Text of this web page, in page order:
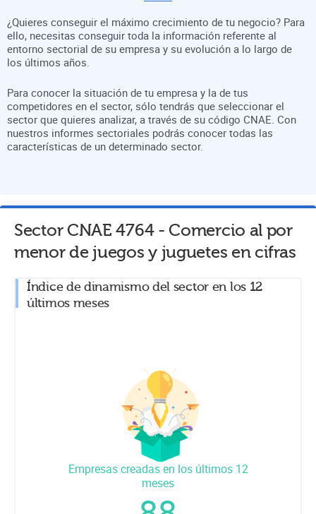
¿Quieres conseguir el máximo crecimiento de tu negocio? Para
ello, necesitas conseguir toda la información referente al
entorno sectorial de su empresa y su evolución a lo largo de
los últimos años.
Para conocer la situación de tu empresa y la de tus
competidores en el sector, sólo tendrás que seleccionar el
sector que quieres analizar, a través de su código CNAE. Con
nuestros informes sectoriales podrás conocer todas las
características de un determinado sector.
Sector CNAE4764-Comercio al por
menor de juegos y juguetes en cifras
Índice de dinamismo del sector en los 12
últimos meses
Empresas creadas en los últimos 12
meses